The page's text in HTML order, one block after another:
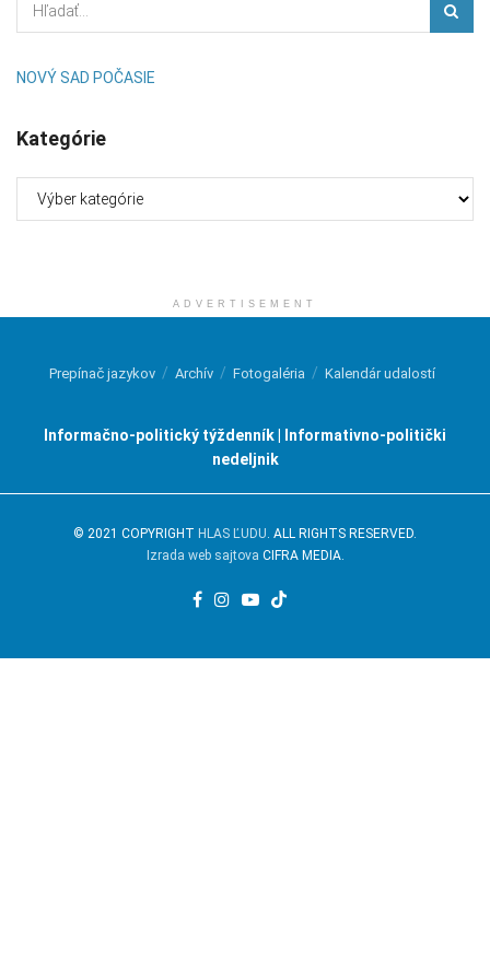
NOVÝ SAD POČASIE
Kategórie
Kategórie
ADVERTISEMENT
Prepínač jazykov Archív Fotogaléria Kalendár udalostí
Informačno-politický týždenník | Informativno-politički
nedeljnik
© 2021 COPYRIGHT HLAS ĽUDU. ALL RIGHTS RESERVED.
Izrada web sajtova CIFRA MEDIA.